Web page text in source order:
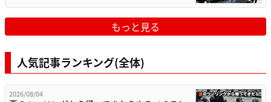
もっと見る
人気記事ランキング(全体)
2026/08/04